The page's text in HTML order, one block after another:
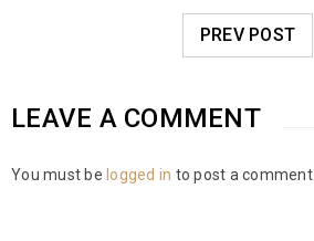
PREV POST
LEAVE A COMMENT
You must be logged in to post a comment.